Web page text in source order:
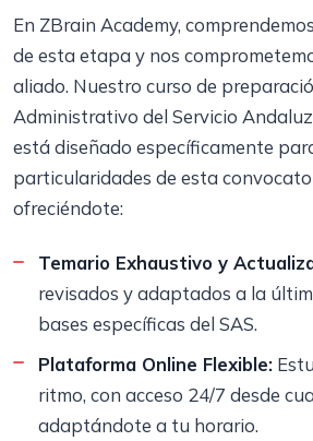
En ZBrain Academy,
de esta etapa y nos
aliado. Nuestro curso de
Administrativo del Servicio Andaluz
está diseñado específicamente
particularidades de esta
ofreciéndote:
Temario Exhaustivo y
revisados y adaptados a la
bases específicas del SAS.
Plataforma Online Flexible:
ritmo, con acceso 24/7 desde
adaptándote a tu horario.